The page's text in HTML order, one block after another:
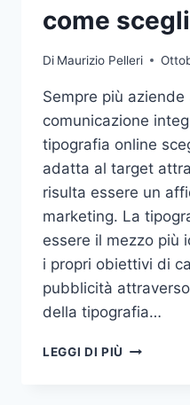
come
Di Maurizio Pelleri
Sempre più aziende
comunicazione
tipografia online
adatta al target
risulta essere un
marketing. La
essere il mezzo più
i propri obiettivi di
pubblicità
della tipografia…
LEGGI DI PIÙ VUOI